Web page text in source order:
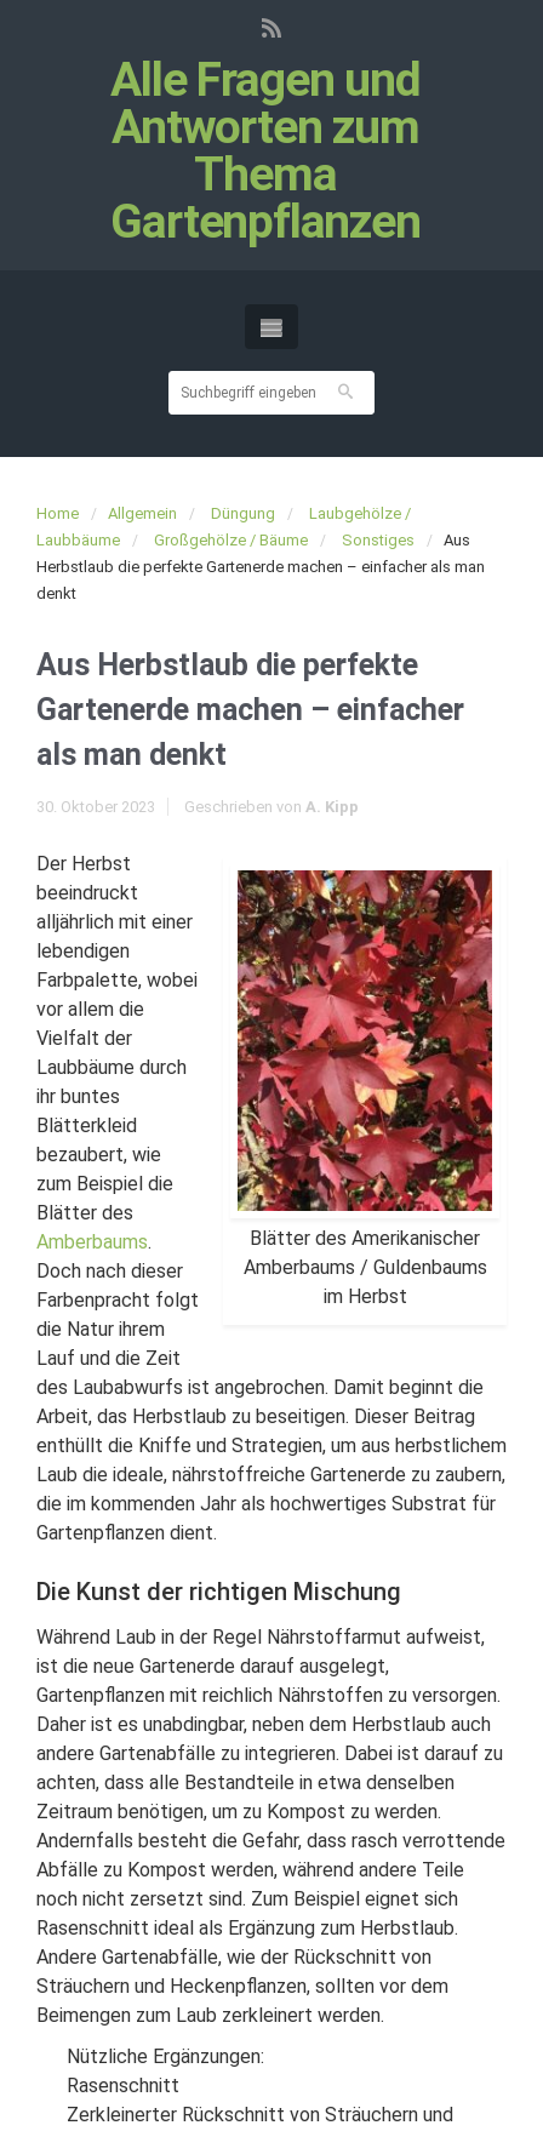
Alle Fragen und
Antworten zum
Thema
Gartenpflanzen
Home Allgemein Düngung
Laubgehölze /
Laubbäume
Großgehölze / Bäume Sonstiges
Aus
Herbstlaub die perfekte Gartenerde machen – einfacher als man
denkt
Aus Herbstlaub die perfekte
Gartenerde machen – einfacher
als man denkt
30. Oktober 2023 Geschrieben von A. Kipp
Blätter des Amerikanischer
Amberbaums / Guldenbaums
im Herbst
Der Herbst
beeindruckt
alljährlich mit einer
lebendigen
Farbpalette, wobei
vor allem die
Vielfalt der
Laubbäume durch
ihr buntes
Blätterkleid
bezaubert, wie
zum Beispiel die
Blätter des
Amberbaums.
Doch nach dieser
Farbenpracht folgt
die Natur ihrem
Lauf und die Zeit
des Laubabwurfs ist angebrochen. Damit beginnt die
Arbeit, das Herbstlaub zu beseitigen. Dieser Beitrag
enthüllt die Kniffe und Strategien, um aus herbstlichem
Laub die ideale, nährstoffreiche Gartenerde zu zaubern,
die im kommenden Jahr als hochwertiges Substrat für
Gartenpflanzen dient.
Die Kunst der richtigen Mischung
Während Laub in der Regel Nährstoffarmut aufweist,
ist die neue Gartenerde darauf ausgelegt,
Gartenpflanzen mit reichlich Nährstoffen zu versorgen.
Daher ist es unabdingbar, neben dem Herbstlaub auch
andere Gartenabfälle zu integrieren. Dabei ist darauf zu
achten, dass alle Bestandteile in etwa denselben
Zeitraum benötigen, um zu Kompost zu werden.
Andernfalls besteht die Gefahr, dass rasch verrottende
Abfälle zu Kompost werden, während andere Teile
noch nicht zersetzt sind. Zum Beispiel eignet sich
Rasenschnitt ideal als Ergänzung zum Herbstlaub.
Andere Gartenabfälle, wie der Rückschnitt von
Sträuchern und Heckenpflanzen, sollten vor dem
Beimengen zum Laub zerkleinert werden.
Nützliche Ergänzungen:
Rasenschnitt
Zerkleinerter Rückschnitt von Sträuchern und